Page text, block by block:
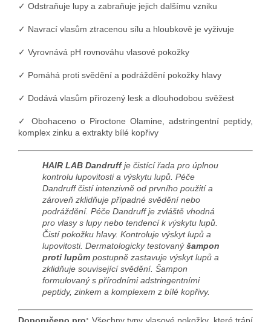
✓ Odstraňuje lupy a zabraňuje jejich dalšímu vzniku
✓ Navrací vlasům ztracenou sílu a hloubkově je vyživuje
✓ Vyrovnává pH rovnováhu vlasové pokožky
✓ Pomáhá proti svědění a podráždění pokožky hlavy
✓ Dodává vlasům přirozený lesk a dlouhodobou svěžest
✓ Obohaceno o Piroctone Olamine, adstringentní peptidy,
komplex zinku a extrakty bílé kopřivy
HAIR LAB Dandruffje čistící řada pro úplnou
kontrolu lupovitosti a výskytu lupů. Péče
Dandruff čistí intenzivně od prvního použití a
zároveň zklidňuje případné svědění nebo
podráždění. Péče Dandruff je zvláště vhodná
pro vlasy s lupy nebo tendencí k výskytu lupů.
Čistí pokožku hlavy. Kontroluje výskyt lupů a
lupovitosti. Dermatologicky testovanýšampon
proti lupům postupně zastavuje výskyt lupů a
zklidňuje související svědění. Šampon
formulovaný s přírodními adstringentními
peptidy, zinkem a komplexem z bílé kopřivy.